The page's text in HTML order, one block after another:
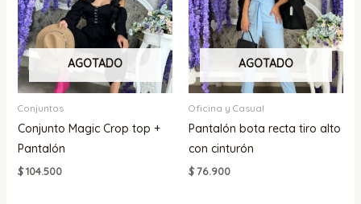
AGOTADO
Conjuntos
Conjunto Magic Crop top +
Pantalón
$104.500
AGOTADO
Oficina y Casual
Pantalón bota recta tiro alto
con cinturón
$ 76.900